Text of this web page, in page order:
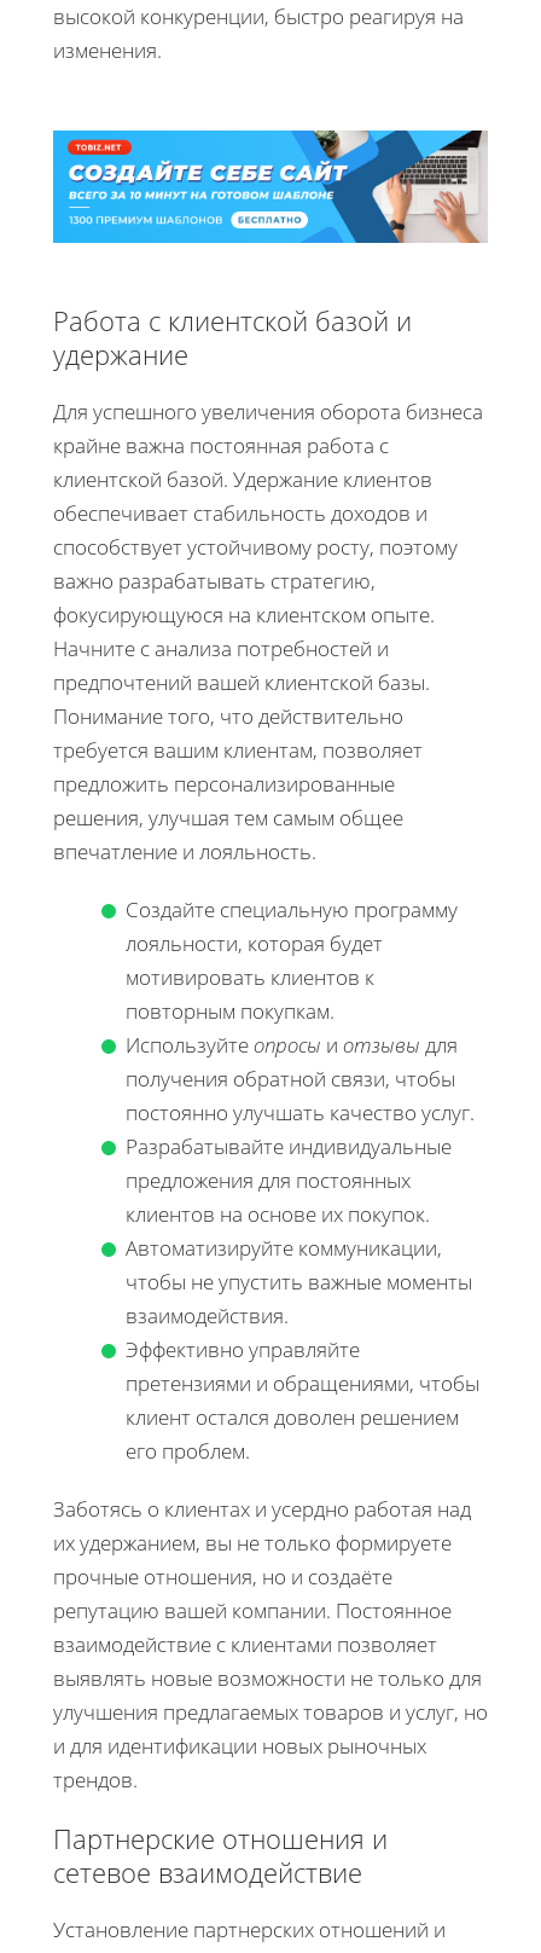
высокой конкуренции, быстро реагируя на
изменения.
Работа с клиентской базой и
удержание
Для успешного увеличения оборота бизнеса
крайне важна постоянная работа с
клиентской базой. Удержание клиентов
обеспечивает стабильность доходов и
способствует устойчивому росту, поэтому
важно разрабатывать стратегию,
фокусирующуюся на клиентском опыте.
Начните с анализа потребностей и
предпочтений вашей клиентской базы.
Понимание того, что действительно
требуется вашим клиентам, позволяет
предложить персонализированные
решения, улучшая тем самым общее
впечатление и лояльность.
Создайте специальную программу
лояльности, которая будет
мотивировать клиентов к
повторным покупкам.
Используйтеопросы и отзывы для
получения обратной связи, чтобы
постоянно улучшать качество услуг.
Разрабатывайте индивидуальные
предложения для постоянных
клиентов на основе их покупок.
Автоматизируйте коммуникации,
чтобы не упустить важные моменты
взаимодействия.
Эффективно управляйте
претензиями и обращениями, чтобы
клиент остался доволен решением
его проблем.
Заботясь о клиентах и усердно работая над
их удержанием, вы не только формируете
прочные отношения, но и создаёте
репутацию вашей компании. Постоянное
взаимодействие с клиентами позволяет
выявлять новые возможности не только для
улучшения предлагаемых товаров и услуг, но
и для идентификации новых рыночных
трендов.
Партнерские отношения и
сетевое взаимодействие
Установление партнерских отношений и